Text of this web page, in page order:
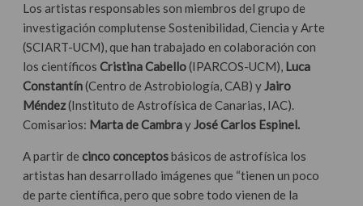
Los artistas responsables son miembros del grupo de
investigación complutense Sostenibilidad, Ciencia y Arte
(SCIART-UCM), que han trabajado en colaboración con
los científicosCristina Cabello(IPARCOS-UCM), Luca
Constantín(Centro de Astrobiología, CAB) yJairo
Méndez(Instituto de Astrofísica de Canarias, IAC).
Comisarios: Marta de CambrayJosé Carlos Espinel.
A partir de cinco conceptosbásicos de astrofísica los
artistas han desarrollado imágenes que “tienen un poco
de parte científica, pero que sobre todo vienen de la